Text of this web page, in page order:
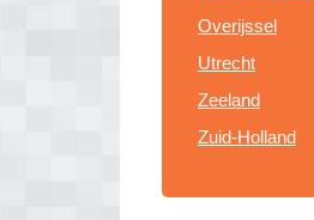
Overijssel
Utrecht
Zeeland
Zuid-Holland